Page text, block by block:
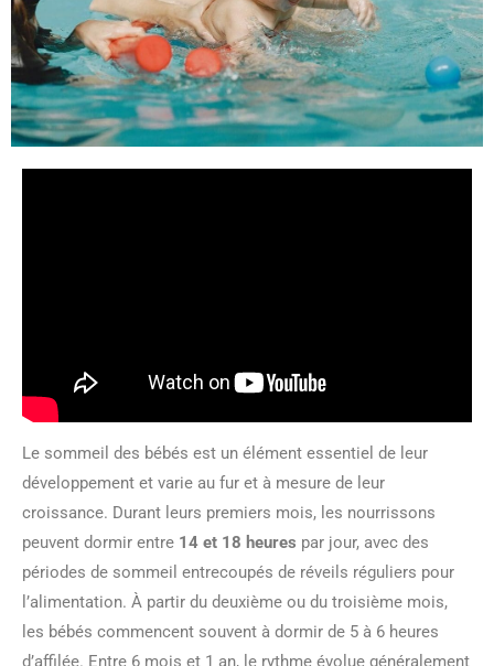
Le sommeil des bébés est un élément essentiel de leur
développement et varie au fur et à mesure de leur
croissance. Durant leurs premiers mois, les nourrissons
peuvent dormir entre 14 et 18 heures par jour, avec des
périodes de sommeil entrecoupés de réveils réguliers pour
l’alimentation. À partir du deuxième ou du troisième mois,
les bébés commencent souvent à dormir de 5 à 6 heures
d’affilée. Entre 6 mois et 1 an, le rythme évolue généralement